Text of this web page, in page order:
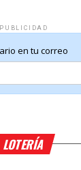
PUBLICIDAD
LOTERÍA